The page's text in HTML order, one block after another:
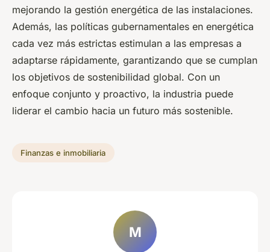
mejorando la gestión energética de las instalaciones.
Además, las políticas gubernamentales en energética
cada vez más estrictas estimulan a las empresas a
adaptarse rápidamente, garantizando que se cumplan
los objetivos de sostenibilidad global. Con un
enfoque conjunto y proactivo, la industria puede
liderar el cambio hacia un futuro más sostenible.
Finanzas e inmobiliaria
M